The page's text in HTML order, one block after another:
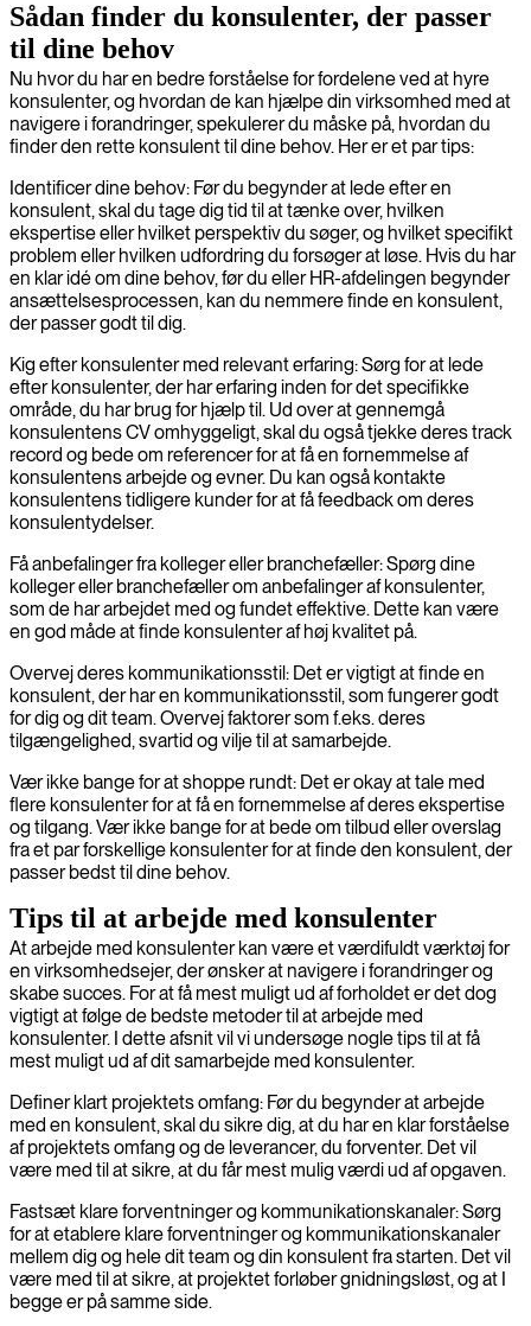
Sådan finder du konsulenter, der passer
til dine behov
Nu hvor du har en bedre forståelse for fordelene ved at hyre
konsulenter, og hvordan de kan hjælpe din virksomhed med at
navigere i forandringer, spekulerer du måske på, hvordan du
finder den rette konsulent til dine behov. Her er et par tips:
Identificer dine behov: Før du begynder at lede efter en
konsulent, skal du tage dig tid til at tænke over, hvilken
ekspertise eller hvilket perspektiv du søger, og hvilket specifikt
problem eller hvilken udfordring du forsøger at løse. Hvis du har
en klar idé om dine behov, før du eller HR-afdelingen begynder
ansættelsesprocessen, kan du nemmere finde en konsulent,
der passer godt til dig.
Kig efter konsulenter med relevant erfaring: Sørg for at lede
efter konsulenter, der har erfaring inden for det specifikke
område, du har brug for hjælp til. Ud over at gennemgå
konsulentens CV omhyggeligt, skal du også tjekke deres track
record og bede om referencer for at få en fornemmelse af
konsulentens arbejde og evner. Du kan også kontakte
konsulentens tidligere kunder for at få feedback om deres
konsulentydelser.
Få anbefalinger fra kolleger eller branchefæller: Spørg dine
kolleger eller branchefæller om anbefalinger af konsulenter,
som de har arbejdet med og fundet effektive. Dette kan være
en god måde at finde konsulenter af høj kvalitet på.
Overvej deres kommunikationsstil: Det er vigtigt at finde en
konsulent, der har en kommunikationsstil, som fungerer godt
for dig og dit team. Overvej faktorer som f.eks. deres
tilgængelighed, svartid og vilje til at samarbejde.
Vær ikke bange for at shoppe rundt: Det er okay at tale med
flere konsulenter for at få en fornemmelse af deres ekspertise
og tilgang. Vær ikke bange for at bede om tilbud eller overslag
fra et par forskellige konsulenter for at finde den konsulent, der
passer bedst til dine behov.
Tips til at arbejde med konsulenter
At arbejde med konsulenter kan være et værdifuldt værktøj for
en virksomhedsejer, der ønsker at navigere i forandringer og
skabe succes. For at få mest muligt ud af forholdet er det dog
vigtigt at følge de bedste metoder til at arbejde med
konsulenter. I dette afsnit vil vi undersøge nogle tips til at få
mest muligt ud af dit samarbejde med konsulenter.
Definer klart projektets omfang: Før du begynder at arbejde
med en konsulent, skal du sikre dig, at du har en klar forståelse
af projektets omfang og de leverancer, du forventer. Det vil
være med til at sikre, at du får mest mulig værdi ud af opgaven.
Fastsæt klare forventninger og kommunikationskanaler: Sørg
for at etablere klare forventninger og kommunikationskanaler
mellem dig og hele dit team og din konsulent fra starten. Det vil
være med til at sikre, at projektet forløber gnidningsløst, og at I
begge er på samme side.